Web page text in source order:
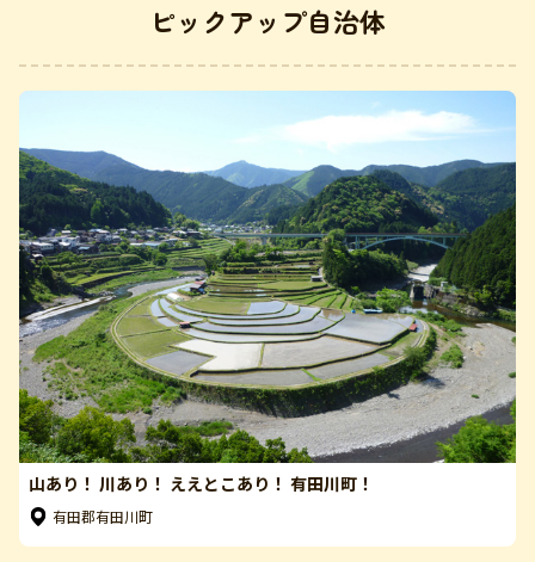
ピックアップ自治体
山あり！ 川あり！ ええとこあり！ 有田川町！
有田郡有田川町